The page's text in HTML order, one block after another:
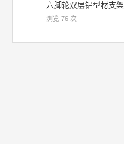
六脚轮双层铝型材支架
浏览 76 次